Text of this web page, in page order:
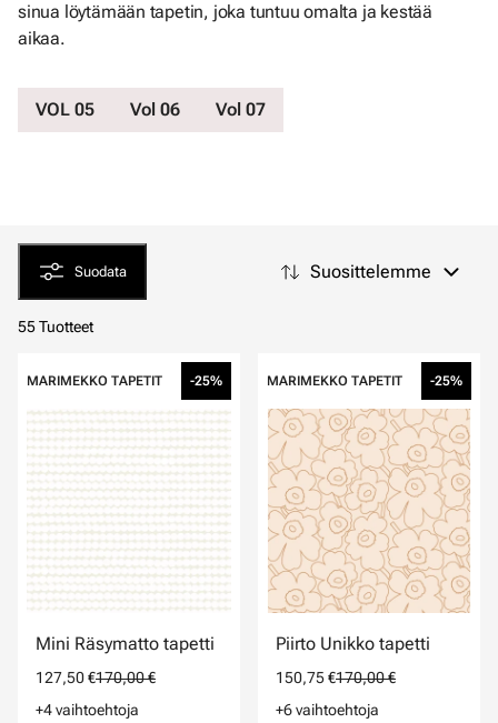
sinua löytämään tapetin, joka tuntuu omalta ja kestää
aikaa.
VOL 05 Vol 06 Vol 07
Suodata Suosittelemme
55 Tuotteet
MARIMEKKO TAPETIT -25%
Mini Räsymatto tapetti
127,50 €170,00 €
+4 vaihtoehtoja
MARIMEKKO TAPETIT -25%
Piirto Unikko tapetti
150,75 €170,00 €
+6 vaihtoehtoja